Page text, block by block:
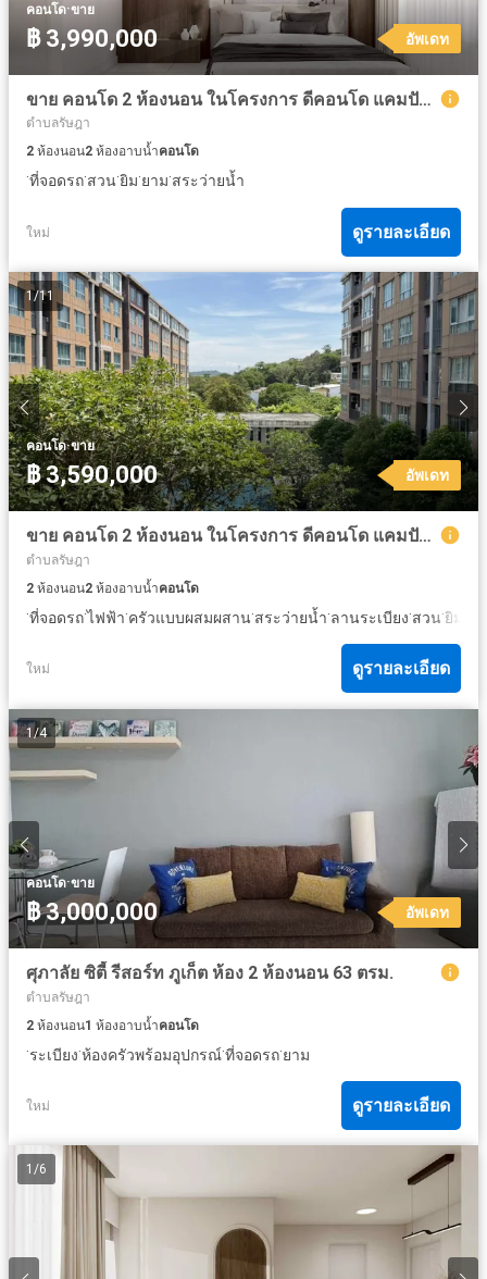
คอนโด·ขาย
฿ 3,990,000 อัพเดท
ขาย คอนโด 2 ห้องนอน ในโครงการ ดีคอนโด แคมปัส รีสอร์ท กู้กู ภูเก็ต
ตำบลรัษฎา
2 ห้องนอน2 ห้องอาบน้ำคอนโด
·ที่จอดรถ·สวน·ยิม·ยาม·สระว่ายน้ำ
ใหม่ ดูรายละเอียด
1/11
คอนโด·ขาย
฿ 3,590,000 อัพเดท
ขาย คอนโด 2 ห้องนอน ในโครงการ ดีคอนโด แคมปัส รีสอร์ท กู้กู ภูเก็ต
ตำบลรัษฎา
2 ห้องนอน2 ห้องอาบน้ำคอนโด
·ที่จอดรถ·ไฟฟ้า·ครัวแบบผสมผสาน·สระว่ายน้ำ·ลานระเบียง·สวน·ยิม
ใหม่ ดูรายละเอียด
1 /4
คอนโด·ขาย
฿ 3,000,000 อัพเดท
ศุภาลัย ซิตี้ รีสอร์ท ภูเก็ต ห้อง 2 ห้องนอน 63 ตรม.
ตำบลรัษฎา
2 ห้องนอน1 ห้องอาบน้ำคอนโด
·ระเบียง·ห้องครัวพร้อมอุปกรณ์·ที่จอดรถ·ยาม
ใหม่ ดูรายละเอียด
1 /6